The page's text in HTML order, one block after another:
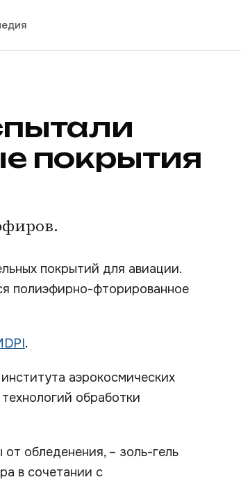
покрытия
покрытий для авиации.
полиэфирно-фторированное
.
аэрокосмических
обработки
обледенения, – золь-гель
в сочетании с